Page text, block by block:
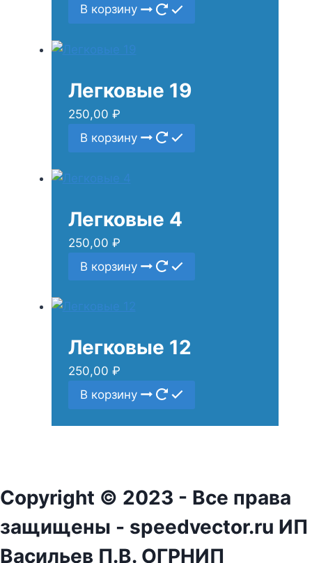
В корзину
Легковые 19
250,00 ₽
В корзину
Легковые 4
250,00 ₽
В корзину
Легковые 12
250,00 ₽
В корзину
Copyright © 2023 - Все права
защищены - speedvector.ru ИП
Васильев П.В. ОГРНИП